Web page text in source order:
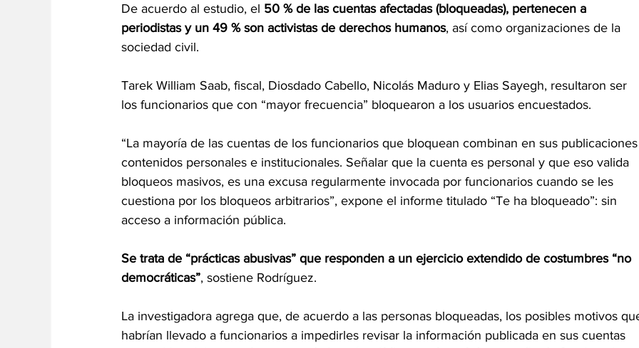
De acuerdo al estudio, el 50 % de las cuentas afectadas (bloqueadas), pertenecen a
periodistas y un 49 % son activistas de derechos humanos, así como organizaciones de la
sociedad civil.
Tarek William Saab, fiscal, Diosdado Cabello, Nicolás Maduro y Elias Sayegh, resultaron ser
los funcionarios que con “mayor frecuencia” bloquearon a los usuarios encuestados.
“La mayoría de las cuentas de los funcionarios que bloquean combinan en sus publicaciones
contenidos personales e institucionales. Señalar que la cuenta es personal y que eso valida
bloqueos masivos, es una excusa regularmente invocada por funcionarios cuando se les
cuestiona por los bloqueos arbitrarios”, expone el informe titulado “Te ha bloqueado”: sin
acceso a información pública.
Se trata de “prácticas abusivas” que responden a un ejercicio extendido de costumbres “no
democráticas”, sostiene Rodríguez.
La investigadora agrega que, de acuerdo a las personas bloqueadas, los posibles motivos
habrían llevado a funcionarios a impedirles revisar la información publicada en sus cuentas